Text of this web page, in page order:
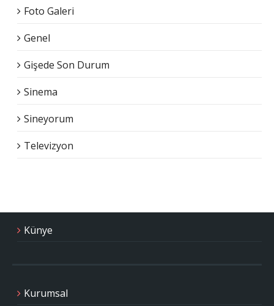
Foto Galeri
Genel
Gişede Son Durum
Sinema
Sineyorum
Televizyon
Künye
Kurumsal